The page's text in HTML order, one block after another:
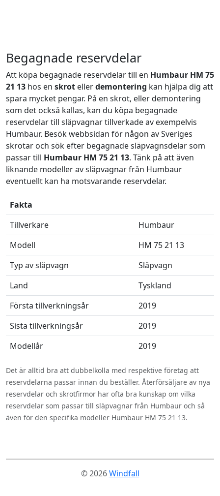
Begagnade reservdelar
Att köpa begagnade reservdelar till en Humbaur HM 75
21 13 hos en skrot ellerdemontering kan hjälpa dig att
spara mycket pengar. På en skrot, eller demontering
som det också kallas, kan du köpa begagnade
reservdelar till släpvagnar tillverkade av exempelvis
Humbaur. Besök webbsidan för någon av Sveriges
skrotar och sök efter begagnade släpvagnsdelar som
passar till Humbaur HM 75 21 13. Tänk på att även
liknande modeller av släpvagnar från Humbaur
eventuellt kan ha motsvarande reservdelar.
Fakta
Tillverkare
Humbaur
Modell
HM 75 21 13
Typ av släpvagn
Släpvagn
Land
Tyskland
Första tillverkningsår
2019
Sista tillverkningsår
2019
Modellår
2019
Det är alltid bra att dubbelkolla med respektive företag att
reservdelarna passar innan du beställer. Återförsäljare av nya
reservdelar och skrotfirmor har ofta bra kunskap om vilka
reservdelar som passar till släpvagnar från Humbaur och så
även för den specifika modeller Humbaur HM 75 21 13.
© 2026Windfall